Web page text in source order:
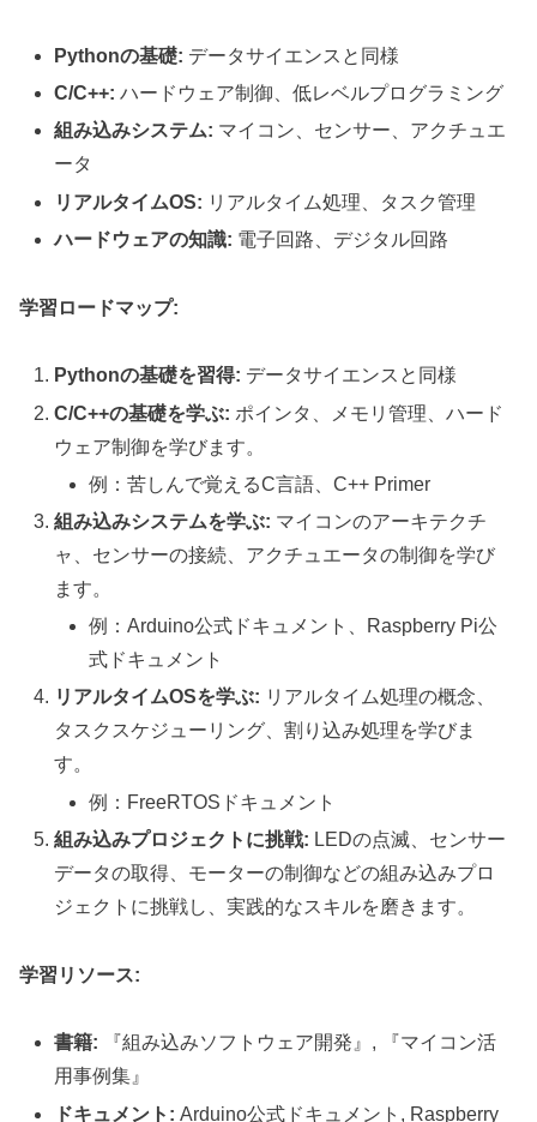
Pythonの基礎: データサイエンスと同様
C/C++: ハードウェア制御、低レベルプログラミング
組み込みシステム: マイコン、センサー、アクチュエ
ータ
リアルタイムOS: リアルタイム処理、タスク管理
ハードウェアの知識: 電子回路、デジタル回路
学習ロードマップ:
Pythonの基礎を習得: データサイエンスと同様
C/C++の基礎を学ぶ: ポインタ、メモリ管理、ハード
ウェア制御を学びます。
例：苦しんで覚えるC言語、C++ Primer
組み込みシステムを学ぶ: マイコンのアーキテクチ
ャ、センサーの接続、アクチュエータの制御を学び
ます。
例：Arduino公式ドキュメント、Raspberry Pi公
式ドキュメント
リアルタイムOSを学ぶ: リアルタイム処理の概念、
タスクスケジューリング、割り込み処理を学びま
す。
例：FreeRTOSドキュメント
組み込みプロジェクトに挑戦: LEDの点滅、センサー
データの取得、モーターの制御などの組み込みプロ
ジェクトに挑戦し、実践的なスキルを磨きます。
学習リソース:
書籍: 『組み込みソフトウェア開発』, 『マイコン活
用事例集』
ドキュメント: Arduino公式ドキュメント, Raspberry